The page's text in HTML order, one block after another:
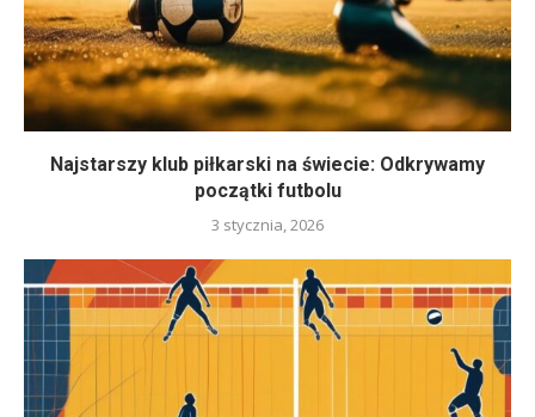
Najstarszy klub piłkarski na świecie: Odkrywamy
początki futbolu
3 stycznia, 2026